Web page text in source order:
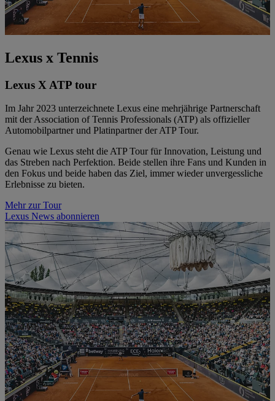
Lexus x Tennis
Lexus X ATP tour
Im Jahr 2023 unterzeichnete Lexus eine mehrjährige Partnerschaft
mit der Association of Tennis Professionals (ATP) als offizieller
Automobilpartner und Platinpartner der ATP Tour.
Genau wie Lexus steht die ATP Tour für Innovation, Leistung und
das Streben nach Perfektion. Beide stellen ihre Fans und Kunden in
den Fokus und beide haben das Ziel, immer wieder unvergessliche
Erlebnisse zu bieten.
Mehr zur Tour
Lexus News abonnieren